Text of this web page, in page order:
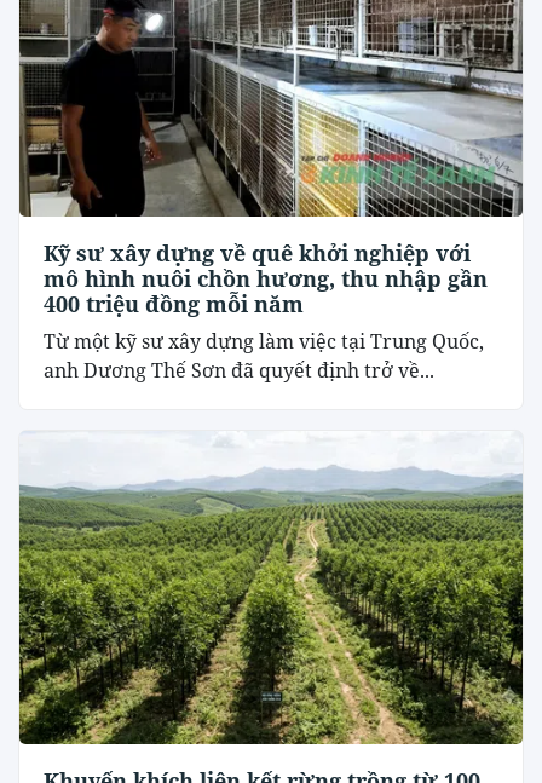
Kỹ sư xây dựng về quê khởi nghiệp với
mô hình nuôi chồn hương, thu nhập gần
400 triệu đồng mỗi năm
Từ một kỹ sư xây dựng làm việc tại Trung Quốc,
anh Dương Thế Sơn đã quyết định trở về...